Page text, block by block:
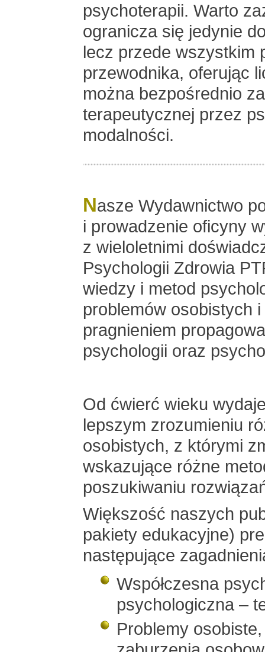
psychoterapii. Warto
ogranicza się jedynie
lecz przede wszystkim
przewodnika, oferując
można bezpośrednio
terapeutycznej przez
modalności.
Nasze Wydawnictwo
i prowadzenie oficyny
z wieloletnimi
Psychologii Zdrowia
wiedzy i metod
problemów osobistych
pragnieniem
psychologii oraz
Od ćwierć wieku
lepszym zrozumieniu
osobistych, z którymi
wskazujące różne
poszukiwaniu
Większość naszych
pakiety edukacyjne)
następujące
Współczesna
psychologiczna –
Problemy